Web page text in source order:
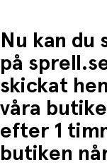
Nu kan du
på
skickat
våra
efter 1
butiken